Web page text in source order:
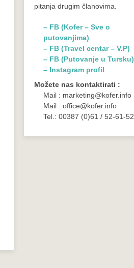
pitanja drugim članovima.
– FB (Kofer – Sve o
putovanjima)
– FB (Travel centar – V.P)
– FB (Putovanje u Tursku)
– Instagram profil
Možete nas kontaktirati :
Mail : marketing@kofer.info
Mail : office@kofer.info
Tel.: 00387 (0)61 / 52-61-52